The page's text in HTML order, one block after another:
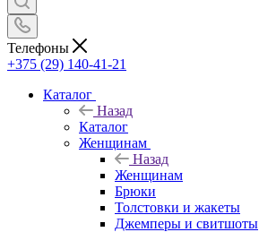
Телефоны
+375 (29) 140-41-21
Каталог
Назад
Каталог
Женщинам
Назад
Женщинам
Брюки
Толстовки и жакеты
Джемперы и свитшоты